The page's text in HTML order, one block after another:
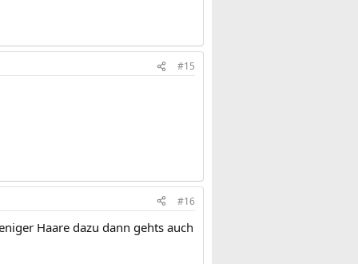
#15
#16
Haare dazu dann gehts auch